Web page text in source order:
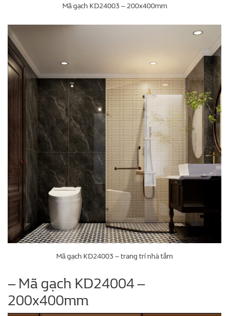
Mã gạch KD24003 – 200x400mm
Mã gạch KD24003 – trang trí nhà tắm
– Mã gạch KD24004 –
200x400mm